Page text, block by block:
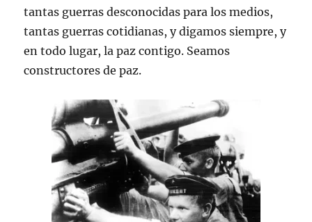
tantas guerras desconocidas para los medios,
tantas guerras cotidianas, y digamos siempre, y
en todo lugar, la paz contigo. Seamos
constructores de paz.